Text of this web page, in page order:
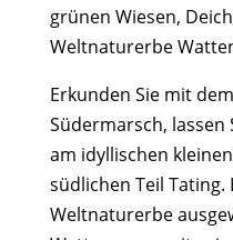
grünen Wiesen,
Weltnaturerbe
Erkunden Sie mit
Südermarsch, lassen
am idyllischen
südlichen Teil
Weltnaturerbe